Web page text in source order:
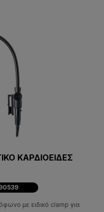
ΚΑΡΔΙΟΕΙΔΕΣ
με ειδικό clamp για